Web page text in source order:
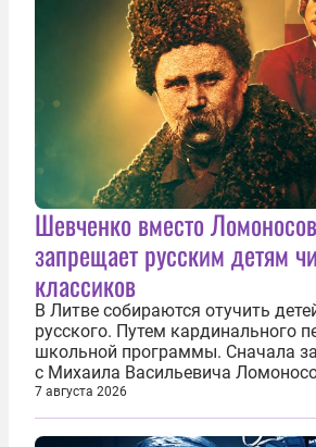
Шевченко вместо
запрещает русским детям
классиков
В Литве собираются отучить
русского. Путем кардинального
школьной программы. Сначала
с Михаила Васильевича
правительства Литвы
предложил исключить его
общего образования.
7 августа 2026